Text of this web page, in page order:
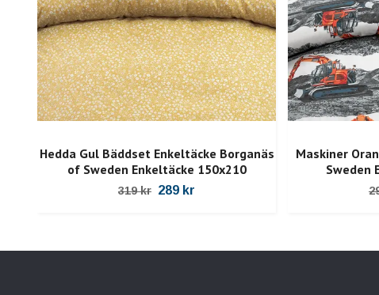
Hedda Gul Bäddset Enkeltäcke Borganäs
of Sweden Enkeltäcke 150x210
319 kr 289 kr
Maskiner
Sweden